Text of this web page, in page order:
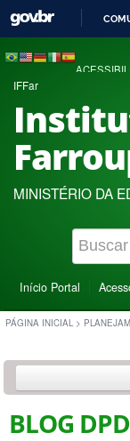
IFFar
MINISTÉRIO DA
Início Portal
PÁGINA INICIAL >
BLOG